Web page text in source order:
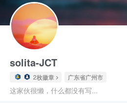
solita-JCT
2枚徽章 广东省广州市
这家伙很懒，什么都没有写...